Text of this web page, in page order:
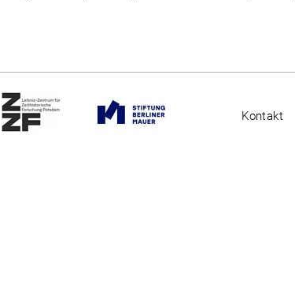
Kontakt